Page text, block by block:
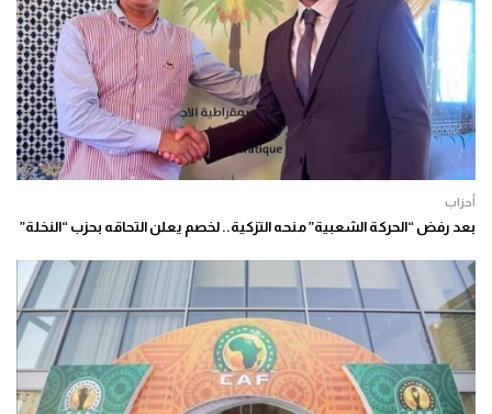
أحزاب
بعد رفض “الحركة الشعبية” منحه التزكية.. لخصم يعلن التحاقه بحزب “النخلة”